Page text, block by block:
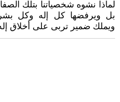
لماذا نشوه شخصياتنا بتلك
بل ويرفضها كل إله وكل
ويملك ضمير تربى على ‏أخلاق